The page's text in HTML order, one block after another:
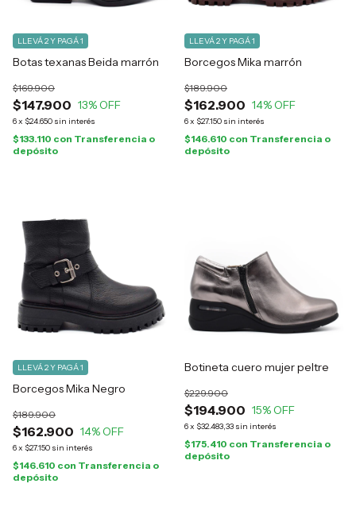
Botas texanas Beida marrón
$147.900
$169.900
13% OFF
6x $24.650 sin interés
LLEVÁ 2 Y PAGÁ 1
$133.110 con Transferencia o
depósito
Borcegos Mika marrón
$162.900
$189.900
14% OFF
6x $27.150 sin interés
LLEVÁ 2 Y PAGÁ 1
$146.610 con Transferencia o
depósito
Borcegos Mika Negro
$162.900
$189.900
14% OFF
6x $27.150 sin interés
LLEVÁ 2 Y PAGÁ 1
$146.610 con Transferencia o
depósito
Botineta cuero mujer peltre
$194.900
$229.900
15% OFF
6x $32.483,33 sin interés
$175.410 con Transferencia o
depósito